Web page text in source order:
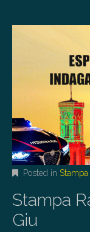
Posted in Stampa
Stampa
Giu